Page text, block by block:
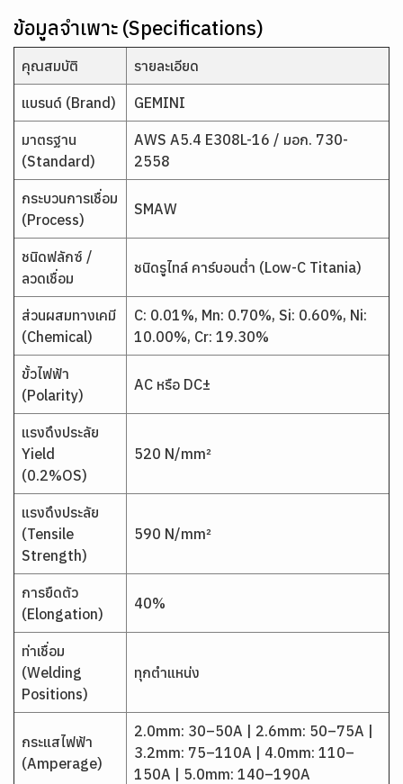
ข้อมูลจำเพาะ (Specifications)
คุณสมบัติ รายละเอียด
แบรนด์ (Brand) GEMINI
มาตรฐาน
(Standard)
AWS A5.4 E308L-16 / มอก. 730-
2558
กระบวนการเชื่อม
(Process)
SMAW
ชนิดฟลักซ์ /
ลวดเชื่อม
ชนิดรูไทล์ คาร์บอนต่ำ (Low-C Titania)
ส่วนผสมทางเคมี
(Chemical)
C: 0.01%, Mn: 0.70%, Si: 0.60%, Ni:
10.00%, Cr: 19.30%
ขั้วไฟฟ้า
(Polarity)
AC หรือ DC±
แรงดึงประลัย
Yield
(0.2%OS)
520 N/mm²
แรงดึงประลัย
(Tensile
Strength)
590 N/mm²
การยืดตัว
(Elongation)
40%
ท่าเชื่อม
(Welding
Positions)
ทุกตำแหน่ง
กระแสไฟฟ้า
(Amperage)
2.0mm: 30–50A | 2.6mm: 50–75A |
3.2mm: 75–110A | 4.0mm: 110–
150A | 5.0mm: 140–190A